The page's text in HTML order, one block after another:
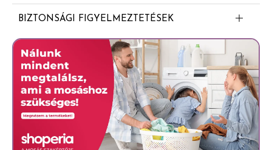
Dipropylene Glycol
Glycerin
Propylene Glycol
Stearic Acid
Parfum
Sodium Hydroxide
Aloe Barbadensis Leaf Juice
BIZTONSÁGI FIGYELMEZTETÉSEK
Irritált vagy sérült bőrön ne alkalmazza. Irritáció esetén
ne használja tovább.